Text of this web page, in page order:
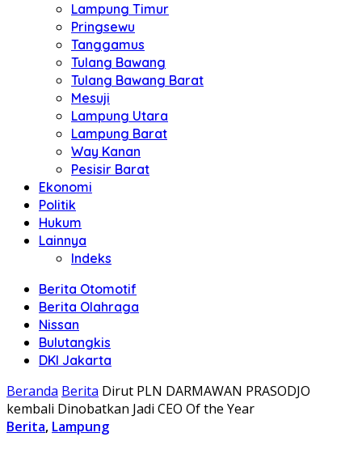
Lampung Timur
Pringsewu
Tanggamus
Tulang Bawang
Tulang Bawang Barat
Mesuji
Lampung Utara
Lampung Barat
Way Kanan
Pesisir Barat
Ekonomi
Politik
Hukum
Lainnya
Indeks
Berita Otomotif
Berita Olahraga
Nissan
Bulutangkis
DKI Jakarta
Beranda Berita Dirut PLN DARMAWAN PRASODJO
kembali Dinobatkan Jadi CEO Of the Year
Berita, Lampung